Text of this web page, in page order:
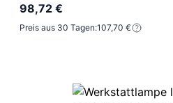
98,72 €
Preis aus 30 Tagen:107,70 €